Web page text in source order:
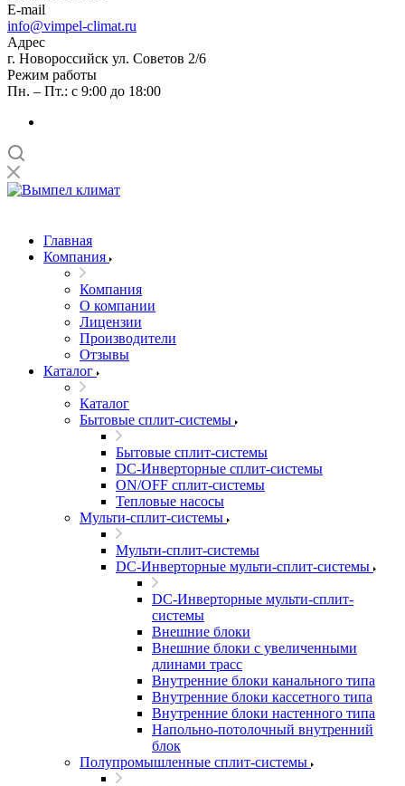
E-mail
info@vimpel-climat.ru
Адрес
г. Новороссийск ул. Советов 2/6
Режим работы
Пн. – Пт.: с 9:00 до 18:00
Главная
Компания
Компания
О компании
Лицензии
Производители
Отзывы
Каталог
Каталог
Бытовые сплит-системы
Бытовые сплит-системы
DC-Инверторные сплит-системы
ON/OFF сплит-системы
Тепловые насосы
Мульти-сплит-системы
Мульти-сплит-системы
DC-Инверторные мульти-сплит-системы
DC-Инверторные мульти-сплит-
системы
Внешние блоки
Внешние блоки с увеличенными
длинами трасс
Внутренние блоки канального типа
Внутренние блоки кассетного типа
Внутренние блоки настенного типа
Напольно-потолочный внутренний
блок
Полупромышленные сплит-системы